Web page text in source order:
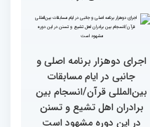
گزارش تصویری آیین
افتتاحیه چهلمین دوره
مسابقات بین المللی قرآن
حضور متسابقین چهلمین
دوره مسابقات بین‌المللی